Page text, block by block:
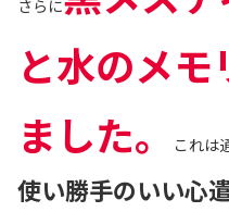
さらに
と水のメ
ました。
これは
使い勝手のいい心